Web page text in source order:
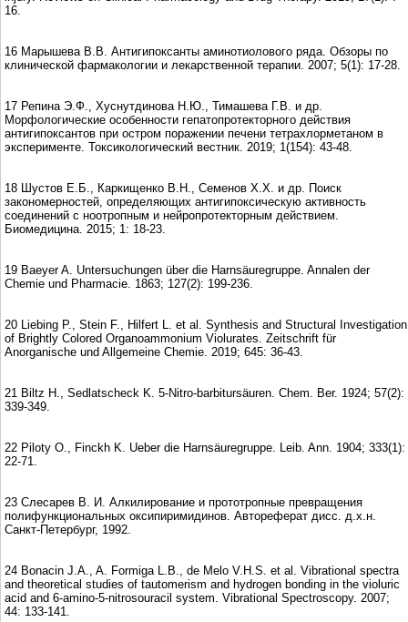
16.
16 Марышева В.В. Антигипоксанты аминотиолового ряда. Обзоры по
клинической фармакологии и лекарственной терапии. 2007; 5(1): 17-28.
17 Репина Э.Ф., Хуснутдинова Н.Ю., Тимашева Г.В. и др.
Морфологические особенности гепатопротекторного действия
антигипоксантов при остром поражении печени тетрахлорметаном в
эксперименте. Токсикологический вестник. 2019; 1(154): 43-48.
18 Шустов Е.Б., Каркищенко В.Н., Семeнов Х.Х. и др. Поиск
закономерностей, определяющих антигипоксическую активность
соединений с ноотропным и нейропротекторным действием.
Биомедицина. 2015; 1: 18-23.
19 Baeyer A. Untersuchungen über die Harnsäuregruppe. Annalen der
Chemie und Pharmacie. 1863; 127(2): 199-236.
20 Liebing P., Stein F., Hilfert L. et al. Synthesis and Structural Investigation
of Brightly Colored Organoammonium Violurates. Zeitschrift für
Anorganische und Allgemeine Chemie. 2019; 645: 36-43.
21 Biltz H., Sedlatscheck K. 5-Nitro-barbitursäuren. Chem. Ber. 1924; 57(2):
339-349.
22 Piloty O., Finckh K. Ueber die Harnsäuregruppe. Leib. Ann. 1904; 333(1):
22-71.
23 Cлесарев В. И. Алкилирование и прототропные превращения
полифункциональных оксипиримидинов. Автореферат дисс. д.х.н.
Санкт-Петербург, 1992.
24 Bonacin J.A., A. Formiga L.B., de Melo V.H.S. et al. Vibrational spectra
and theoretical studies of tautomerism and hydrogen bonding in the violuric
acid and 6-amino-5-nitrosouracil system. Vibrational Spectroscopy. 2007;
44: 133-141.